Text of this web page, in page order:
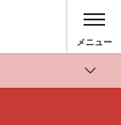
メニュー